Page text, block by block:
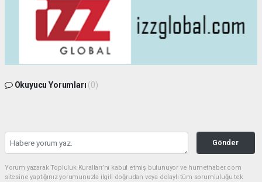
Okuyucu Yorumları (0)
Gönder
Yorum yazarak Topluluk Kuralları’nı kabul etmiş bulunuyor ve hurnethaber.com
sitesine yaptığınız yorumunuzla ilgili doğrudan veya dolaylı tüm sorumluluğu tek